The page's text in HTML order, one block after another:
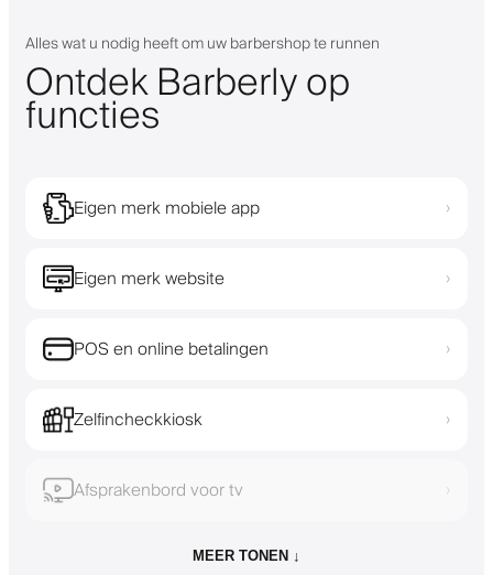
Alles wat u nodig heeft om uw barbershop te runnen
Ontdek Barberly op
functies
Eigen merk mobiele app ›
Eigen merk website ›
POS en online betalingen ›
Zelfincheckkiosk ›
Afsprakenbord voor tv ›
MEER TONEN ↓